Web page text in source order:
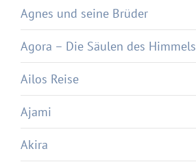
Agnes und seine Brüder
Agora – Die Säulen des Himmels
Ailos Reise
Ajami
Akira